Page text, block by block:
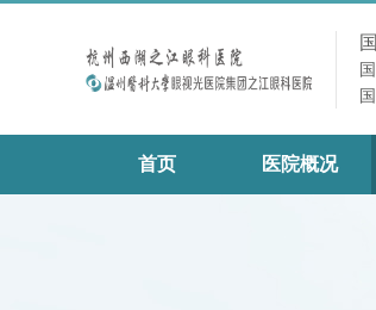
首页 医院概况